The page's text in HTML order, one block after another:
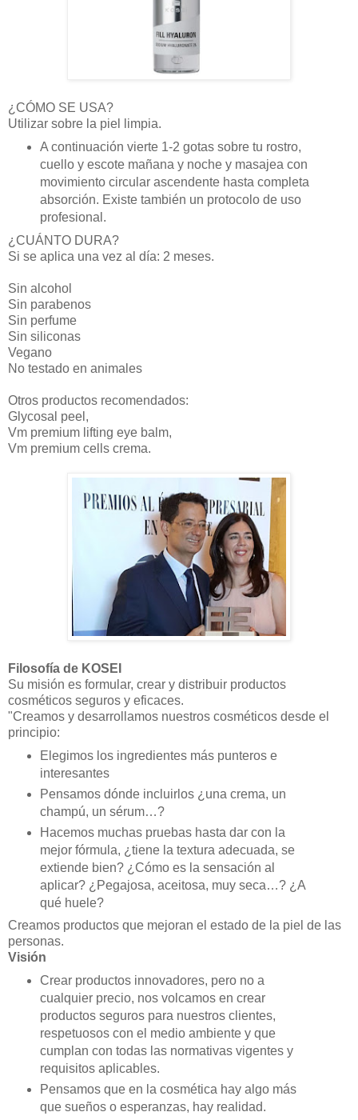
¿CÓMO SE USA?
Utilizar sobre la piel limpia.
A continuación vierte 1-2 gotas sobre tu rostro,
cuello y escote mañana y noche y masajea con
movimiento circular ascendente hasta completa
absorción. Existe también un protocolo de uso
profesional.
¿CUÁNTO DURA?
Si se aplica una vez al día: 2 meses.
Sin alcohol
Sin parabenos
Sin perfume
Sin siliconas
Vegano
No testado en animales
Otros productos recomendados:
Glycosal peel,
Vm premium lifting eye balm,
Vm premium cells crema.
Filosofía de KOSEI
Su misión es formular, crear y distribuir productos
cosméticos seguros y eficaces.
"Creamos y desarrollamos nuestros cosméticos desde el
principio:
Elegimos los ingredientes más punteros e
interesantes
Pensamos dónde incluirlos ¿una crema, un
champú, un sérum…?
Hacemos muchas pruebas hasta dar con la
mejor fórmula, ¿tiene la textura adecuada, se
extiende bien? ¿Cómo es la sensación al
aplicar? ¿Pegajosa, aceitosa, muy seca…? ¿A
qué huele?
Creamos productos que mejoran el estado de la piel de las
personas.
Visión
Crear productos innovadores, pero no a
cualquier precio, nos volcamos en crear
productos seguros para nuestros clientes,
respetuosos con el medio ambiente y que
cumplan con todas las normativas vigentes y
requisitos aplicables.
Pensamos que en la cosmética hay algo más
que sueños o esperanzas, hay realidad.